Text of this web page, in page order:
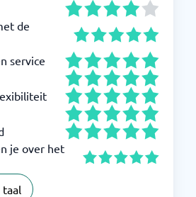
de
service
je over het
taal